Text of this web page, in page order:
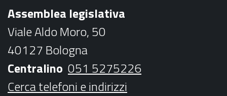
o
k
r
r
a
m
b
e
Assemblea legislativa
Viale Aldo Moro, 50
40127 Bologna
Centralino 051 5275226
Cerca telefoni e indirizzi